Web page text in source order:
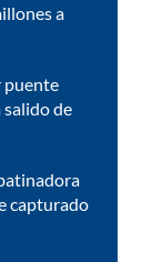
a
puente
de
capturado